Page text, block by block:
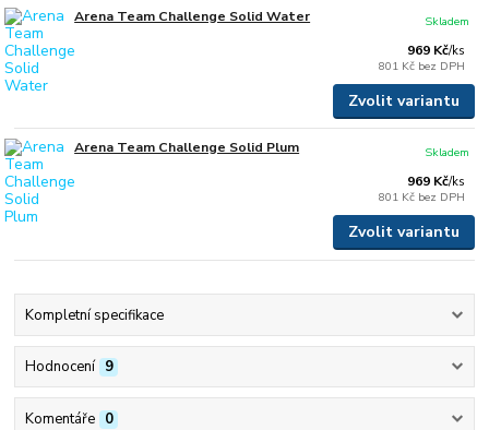
Arena Team Challenge Solid Water
969 Kč/ks
801 Kč bez DPH
Skladem
Zvolit variantu
Arena Team Challenge Solid Plum
969 Kč/ks
801 Kč bez DPH
Skladem
Zvolit variantu
Kompletní specifikace
Hodnocení 9
Komentáře 0